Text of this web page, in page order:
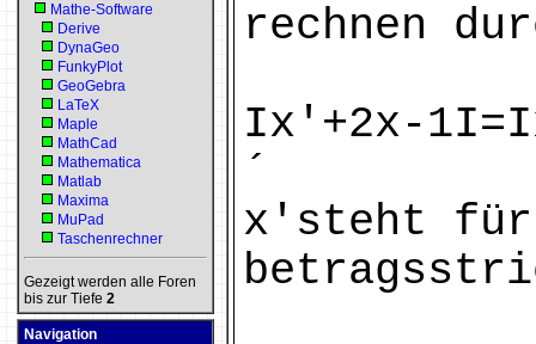
Mathe-Software
Derive
DynaGeo
FunkyPlot
GeoGebra
LaTeX
Maple
MathCad
Mathematica
Matlab
Maxima
MuPad
Taschenrechner
Gezeigt werden alle Foren
bis zur Tiefe 2
Navigation
rechnen
Ix'+2x-
´
x'steht für